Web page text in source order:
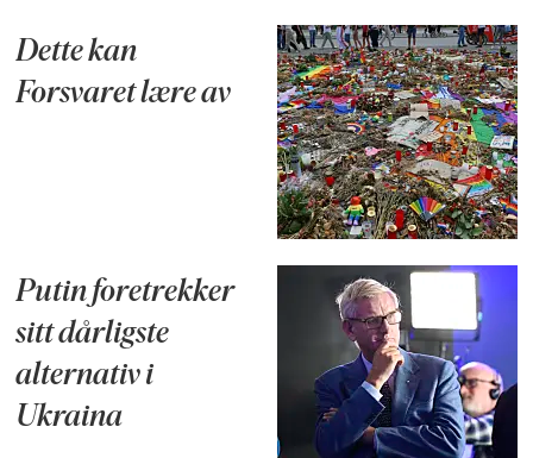
Dette kan
Forsvaret lære av
Putin foretrekker
sitt dårligste
alternativ i
Ukraina